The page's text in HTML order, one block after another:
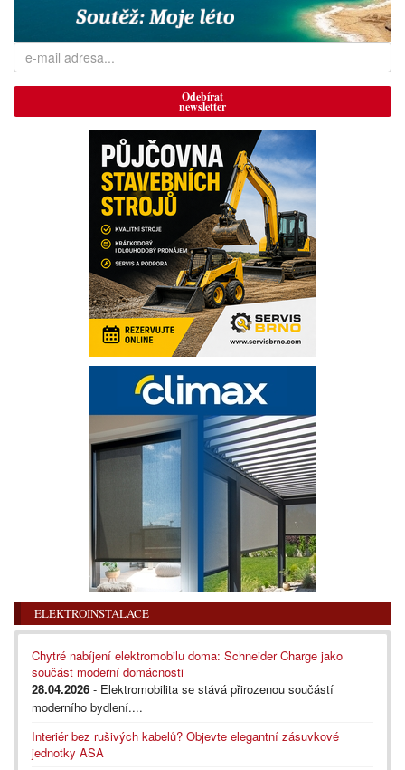
Odebírat
newsletter
ELEKTROINSTALACE
Chytré nabíjení elektromobilu doma: Schneider Charge jako
součást moderní domácnosti
28.04.2026 - Elektromobilita se stává přirozenou součástí
moderního bydlení....
Interiér bez rušivých kabelů? Objevte elegantní zásuvkové
jednotky ASA